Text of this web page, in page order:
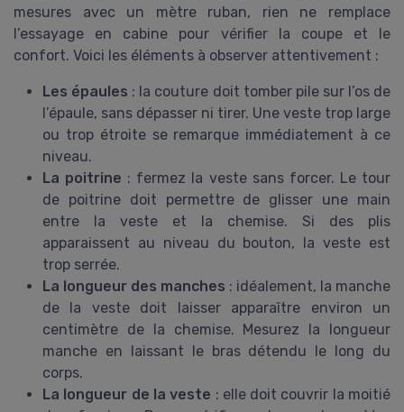
mesures avec un mètre ruban, rien ne remplace
l’essayage en cabine pour vérifier la coupe et le
confort. Voici les éléments à observer attentivement :
Les épaules : la couture doit tomber pile sur l’os de
l’épaule, sans dépasser ni tirer. Une veste trop large
ou trop étroite se remarque immédiatement à ce
niveau.
La poitrine : fermez la veste sans forcer. Le tour
de poitrine doit permettre de glisser une main
entre la veste et la chemise. Si des plis
apparaissent au niveau du bouton, la veste est
trop serrée.
La longueur des manches : idéalement, la manche
de la veste doit laisser apparaître environ un
centimètre de la chemise. Mesurez la longueur
manche en laissant le bras détendu le long du
corps.
La longueur de la veste : elle doit couvrir la moitié